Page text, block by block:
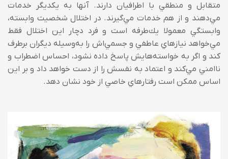
متقابل و منطقي با اطرافيان دارند. آنها به يکديگر خدمات
مي‌‌دهند و از هم خدمات مي‌‌گيرند. در اختلال شخصيت وابسته،
وابستگي معمولا يك‌طرفه است و فرد دچار اين اختلال فقط
مي‌‌خواهد نيازهاي عاطفي و جسمي‌‌اش را به‌وسيله ديگران برطرف
كند و اگر به خواسته‌هايش پاسخ داده نشود، احساس اضطراب و
ناامني مي‌‌كند و اعتماد به نفسش را از دست خواهد داد و بر اين
اساس ممكن است رفتارهاي خاصي از خود نشان دهد.